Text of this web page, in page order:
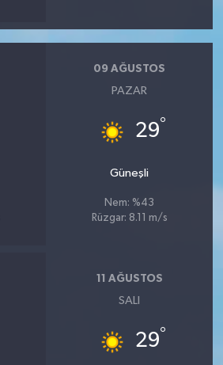
09 AĞUSTOS
PAZAR
29°
Güneşli
Nem: %43
Rüzgar: 8.11 m/s
11 AĞUSTOS
SALI
29°